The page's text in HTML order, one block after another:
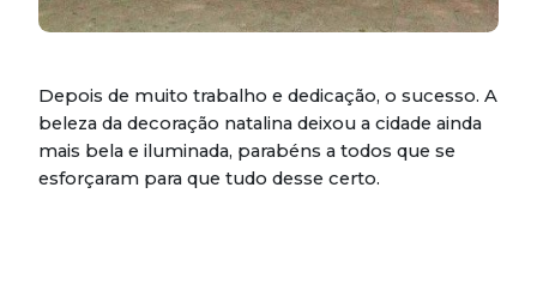
Depois de muito trabalho e dedicação, o sucesso. A
beleza da decoração natalina deixou a cidade ainda
mais bela e iluminada, parabéns a todos que se
esforçaram para que tudo desse certo.